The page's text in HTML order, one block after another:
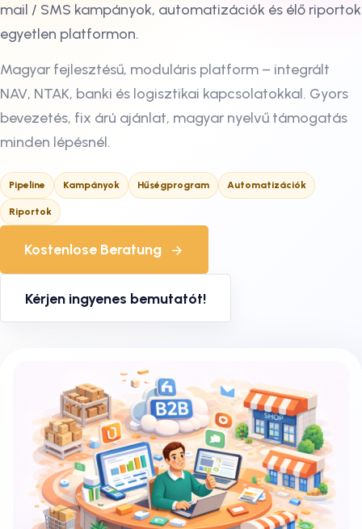
mail / SMS kampányok, automatizációk és élő riportok
egyetlen platformon.
Magyar fejlesztésű, moduláris platform – integrált
NAV, NTAK, banki és logisztikai kapcsolatokkal. Gyors
bevezetés, fix árú ajánlat, magyar nyelvű támogatás
minden lépésnél.
Pipeline Kampányok Hűségprogram Automatizációk
Riportok
Kostenlose Beratung
Kérjen ingyenes bemutatót!